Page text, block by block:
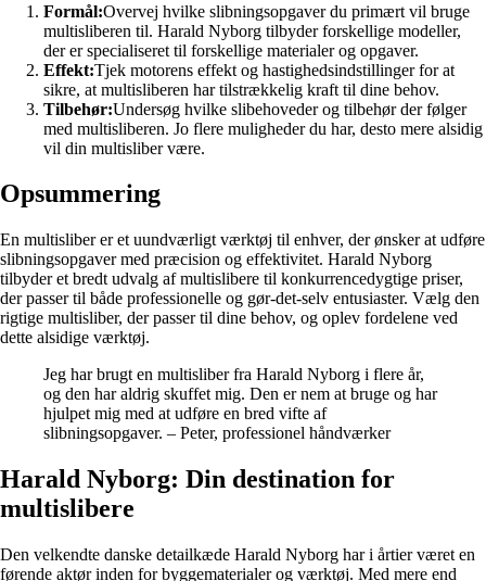
Formål:Overvej hvilke slibningsopgaver du primært vil bruge
multisliberen til. Harald Nyborg tilbyder forskellige modeller,
der er specialiseret til forskellige materialer og opgaver.
Effekt:Tjek motorens effekt og hastighedsindstillinger for at
sikre, at multisliberen har tilstrækkelig kraft til dine behov.
Tilbehør:Undersøg hvilke slibehoveder og tilbehør der følger
med multisliberen. Jo flere muligheder du har, desto mere alsidig
vil din multisliber være.
Opsummering
En multisliber er et uundværligt værktøj til enhver, der ønsker at udføre
slibningsopgaver med præcision og effektivitet. Harald Nyborg
tilbyder et bredt udvalg af multislibere til konkurrencedygtige priser,
der passer til både professionelle og gør-det-selv entusiaster. Vælg den
rigtige multisliber, der passer til dine behov, og oplev fordelene ved
dette alsidige værktøj.
Jeg har brugt en multisliber fra Harald Nyborg i flere år,
og den har aldrig skuffet mig. Den er nem at bruge og har
hjulpet mig med at udføre en bred vifte af
slibningsopgaver. – Peter, professionel håndværker
Harald Nyborg: Din destination for
multislibere
Den velkendte danske detailkæde Harald Nyborg har i årtier været en
førende aktør inden for byggematerialer og værktøj. Med mere end